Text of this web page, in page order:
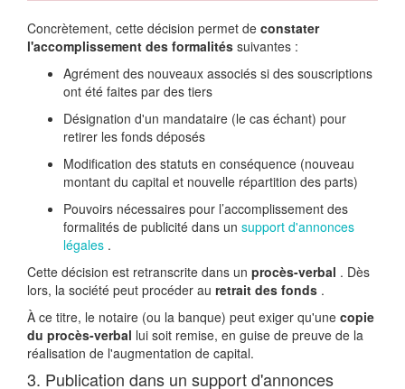
Concrètement, cette décision permet de constater
l'accomplissement des formalités suivantes :
Agrément des nouveaux associés si des souscriptions
ont été faites par des tiers
Désignation d'un mandataire (le cas échant) pour
retirer les fonds déposés
Modification des statuts en conséquence (nouveau
montant du capital et nouvelle répartition des parts)
Pouvoirs nécessaires pour l’accomplissement des
formalités de publicité dans un support d'annonces
légales .
Cette décision est retranscrite dans un procès-verbal . Dès
lors, la société peut procéder au retrait des fonds .
À ce titre, le notaire (ou la banque) peut exiger qu'une copie
du procès-verbal lui soit remise, en guise de preuve de la
réalisation de l'augmentation de capital.
3. Publication dans un support d'annonces